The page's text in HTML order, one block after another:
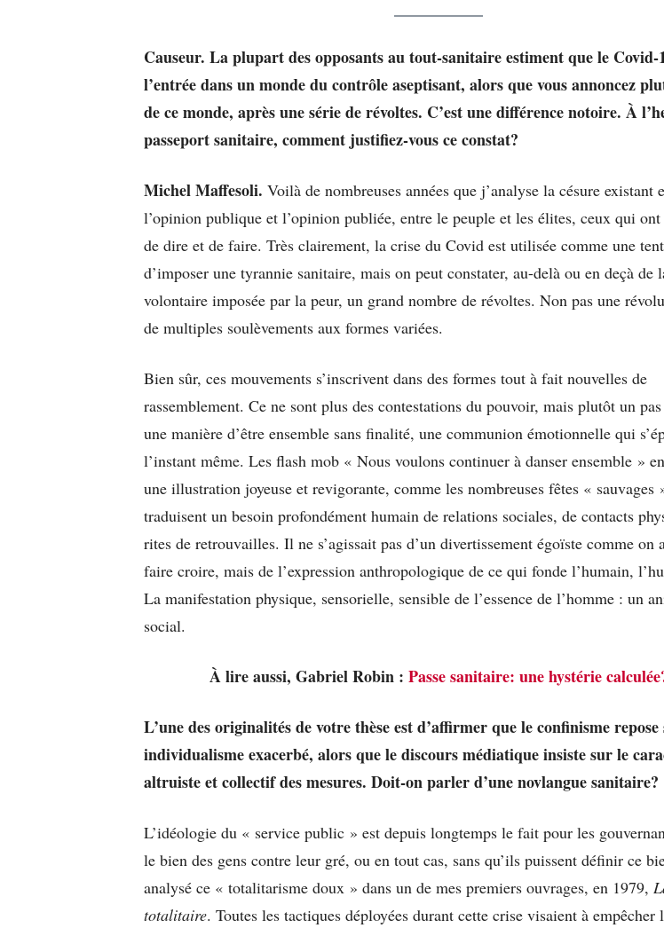
Causeur. La plupart des opposants au tout-sanitaire estiment que le Covid-
l’entrée dans un monde du contrôle aseptisant, alors que vous annoncez
de ce monde, après une série de révoltes. C’est une différence notoire. À
passeport sanitaire, comment justifiez-vous ce constat?
Michel Maffesoli. Voilà de nombreuses années que j’analyse la césure existant
l’opinion publique et l’opinion publiée, entre le peuple et les élites, ceux qui
de dire et de faire. Très clairement, la crise du Covid est utilisée comme une
d’imposer une tyrannie sanitaire, mais on peut constater, au-delà ou en deçà de
volontaire imposée par la peur, un grand nombre de révoltes. Non pas une
de multiples soulèvements aux formes variées.
Bien sûr, ces mouvements s’inscrivent dans des formes tout à fait nouvelles de
rassemblement. Ce ne sont plus des contestations du pouvoir, mais plutôt un
une manière d’être ensemble sans finalité, une communion émotionnelle qui
l’instant même. Les flash mob « Nous voulons continuer à danser ensemble »
une illustration joyeuse et revigorante, comme les nombreuses fêtes « sauvages
traduisent un besoin profondément humain de relations sociales, de contacts
rites de retrouvailles. Il ne s’agissait pas d’un divertissement égoïste comme on
faire croire, mais de l’expression anthropologique de ce qui fonde l’humain,
La manifestation physique, sensorielle, sensible de l’essence de l’homme : un
social.
À lire aussi, Gabriel Robin : Passe sanitaire: une hystérie
L’une des originalités de votre thèse est d’affirmer que le confinisme
individualisme exacerbé, alors que le discours médiatique insiste sur le
altruiste et collectif des mesures. Doit-on parler d’une novlangue sanitaire?
L’idéologie du « service public » est depuis longtemps le fait pour les
le bien des gens contre leur gré, ou en tout cas, sans qu’ils puissent définir ce
analysé ce « totalitarisme doux » dans un de mes premiers ouvrages, en 1979,
totalitaire. Toutes les tactiques déployées durant cette crise visaient à empêcher